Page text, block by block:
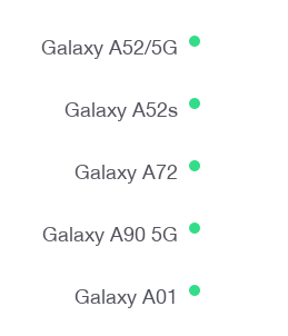
Galaxy A52/5G
Galaxy A52s
Galaxy A72
Galaxy A90 5G
Galaxy A01